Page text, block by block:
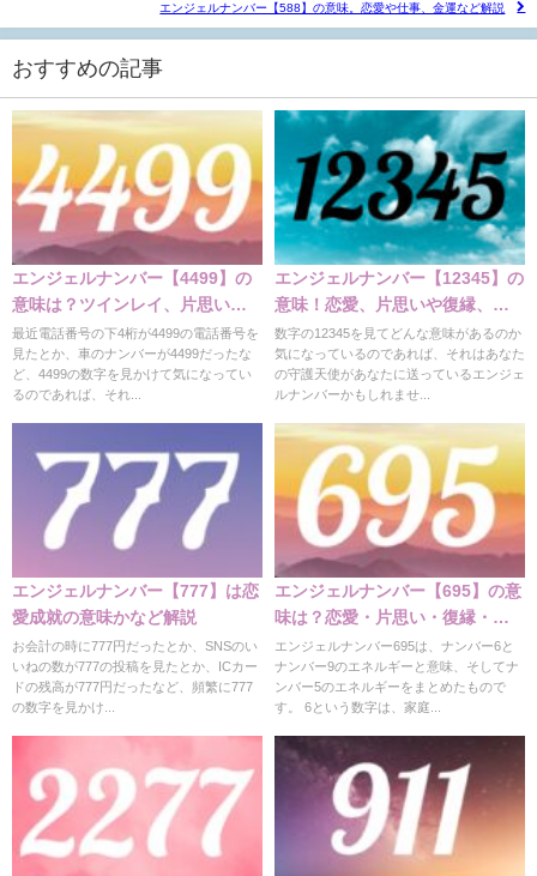
エンジェルナンバー【588】の意味。恋愛や仕事、金運など解説
おすすめの記事
エンジェルナンバー【4499】の
意味は？ツインレイ、片思いの
意味
最近電話番号の下4桁が4499の電話番号を
見たとか、車のナンバーが4499だったな
ど、4499の数字を見かけて気になってい
るのであれば、それ...
エンジェルナンバー【12345】の
意味！恋愛、片思いや復縁、ツ
インレイなど解説
数字の12345を見てどんな意味があるのか
気になっているのであれば、それはあなた
の守護天使があなたに送っているエンジェ
ルナンバーかもしれませ...
エンジェルナンバー【777】は恋
愛成就の意味かなど解説
お会計の時に777円だったとか、SNSのい
いねの数が777の投稿を見たとか、ICカー
ドの残高が777円だったなど、頻繁に777
の数字を見かけ...
エンジェルナンバー【695】の意
味は？恋愛・片思い・復縁・仕
事の意味
エンジェルナンバー695は、ナンバー6と
ナンバー9のエネルギーと意味、そしてナ
ンバー5のエネルギーをまとめたもので
す。 6という数字は、家庭...